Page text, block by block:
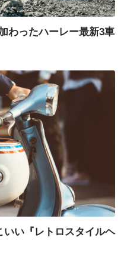
わったハーレー最新3車
いい『レトロスタイルヘ